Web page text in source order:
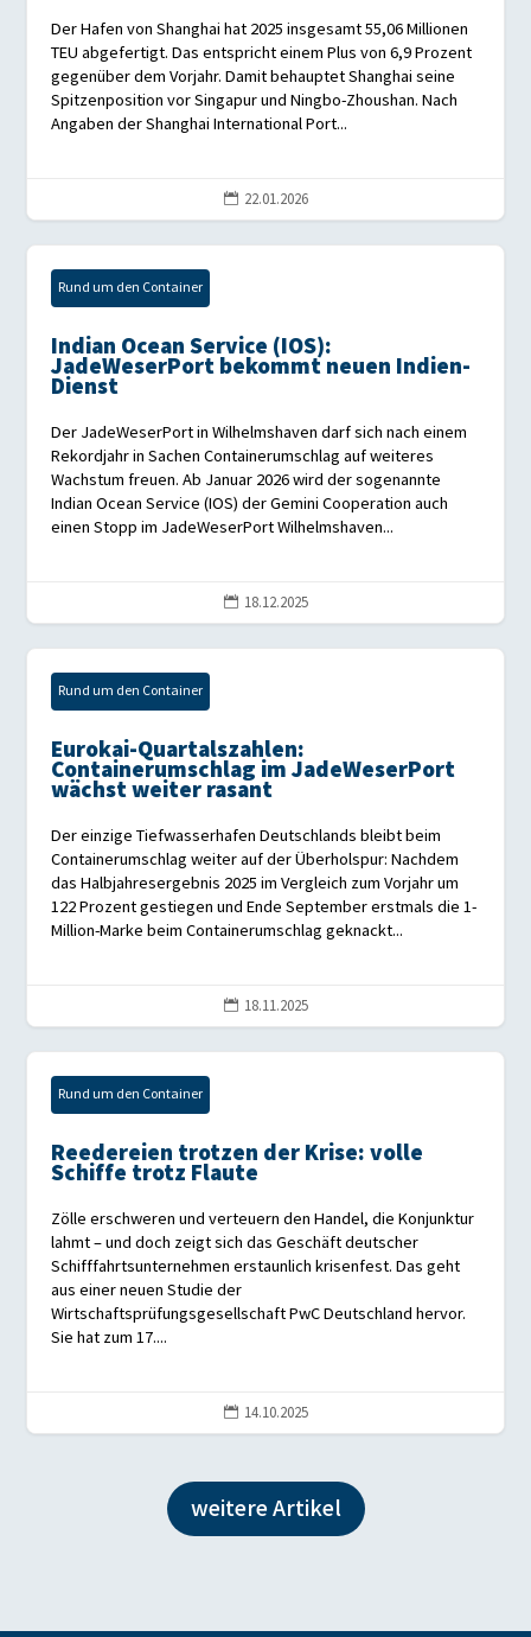
Der Hafen von Shanghai hat 2025 insgesamt 55,06 Millionen
TEU abgefertigt. Das entspricht einem Plus von 6,9 Prozent
gegenüber dem Vorjahr. Damit behauptet Shanghai seine
Spitzenposition vor Singapur und Ningbo-Zhoushan. Nach
Angaben der Shanghai International Port...
 22.01.2026
Rund um den Container
Indian Ocean Service (IOS):
JadeWeserPort bekommt neuen Indien-
Dienst
Der JadeWeserPort in Wilhelmshaven darf sich nach einem
Rekordjahr in Sachen Containerumschlag auf weiteres
Wachstum freuen. Ab Januar 2026 wird der sogenannte
Indian Ocean Service (IOS) der Gemini Cooperation auch
einen Stopp im JadeWeserPort Wilhelmshaven...
 18.12.2025
Rund um den Container
Eurokai-Quartalszahlen:
Containerumschlag im JadeWeserPort
wächst weiter rasant
Der einzige Tiefwasserhafen Deutschlands bleibt beim
Containerumschlag weiter auf der Überholspur: Nachdem
das Halbjahresergebnis 2025 im Vergleich zum Vorjahr um
122 Prozent gestiegen und Ende September erstmals die 1-
Million-Marke beim Containerumschlag geknackt...
 18.11.2025
Rund um den Container
Reedereien trotzen der Krise: volle
Schiffe trotz Flaute
Zölle erschweren und verteuern den Handel, die Konjunktur
lahmt – und doch zeigt sich das Geschäft deutscher
Schifffahrtsunternehmen erstaunlich krisenfest. Das geht
aus einer neuen Studie der
Wirtschaftsprüfungsgesellschaft PwC Deutschland hervor.
Sie hat zum 17....
 14.10.2025
weitere Artikel